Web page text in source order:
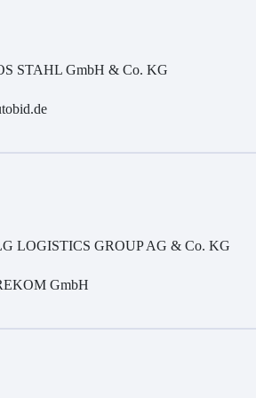
STAHL GmbH & Co. KG
LOGISTICS GROUP AG & Co. KG
GmbH